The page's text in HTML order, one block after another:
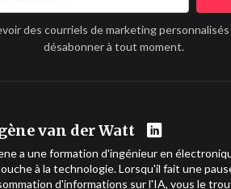
des courriels de marketing
désabonner à tout moment.
van der Watt
a une formation d'ingénieur en
à la technologie. Lorsqu'il fait une
d'informations sur l'IA, vous le